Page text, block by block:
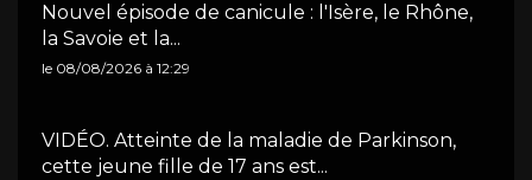
Nouvel épisode de canicule : l'Isère, le Rhône,
la Savoie et la...
le 08/08/2026 à 12:29
VIDÉO. Atteinte de la maladie de Parkinson,
cette jeune fille de 17 ans est...